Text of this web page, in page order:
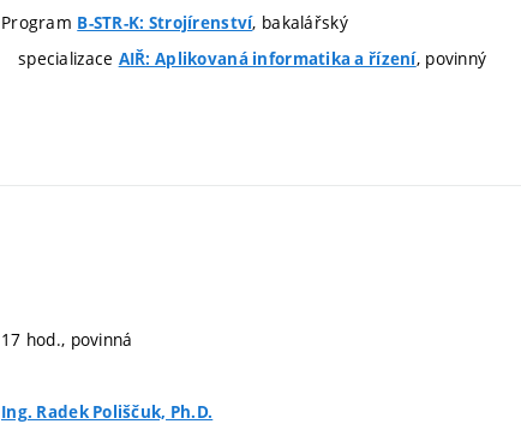
Program B-STR-K: Strojírenství, bakalářský
specializace AIŘ: Aplikovaná informatika a řízení, povinný
17 hod., povinná
Ing. Radek Poliščuk, Ph.D.